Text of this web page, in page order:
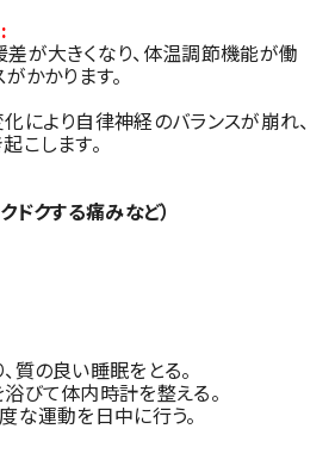
が大きくなり、体温調節機能が働
かかります。
により自律神経のバランスが崩れ、
こします。
ドクする痛みなど）
質の良い睡眠をとる。
びて体内時計を整える。
な運動を日中に行う。